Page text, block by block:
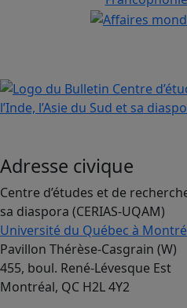
Adresse civique
Centre d’études et de
sa diaspora (CERIAS-UQAM)
Université du Québec à
Pavillon Thérèse-Casgrain (W)
455, boul. René-Lévesque Est
Montréal, QC H2L 4Y2